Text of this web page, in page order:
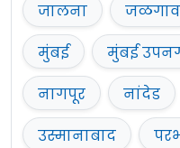
जालना
जळगाव
मुंबई
मुंबई
नागपूर
नांदेड
उस्मानाबाद